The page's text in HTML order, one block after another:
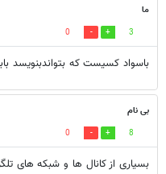
ما
3
0
باسواد کسیست که بتواندبنویسد
بی نام
8
0
بسیاری از کانال ها و شبکه های